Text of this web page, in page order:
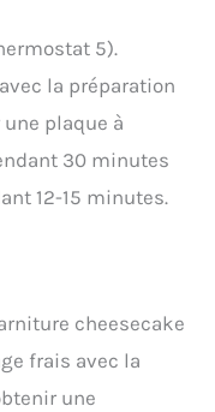
5).
la préparation
plaque à
30 minutes
12-15 minutes.
cheesecake
frais avec la
une